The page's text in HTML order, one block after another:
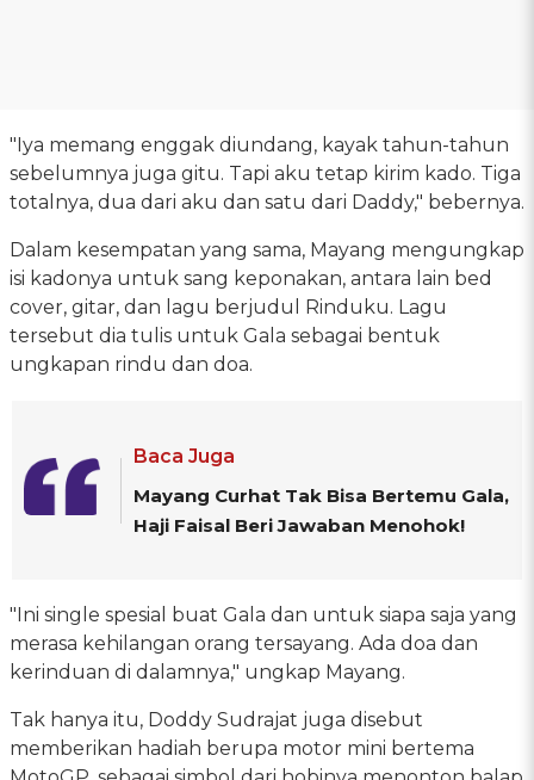
"Iya memang enggak diundang, kayak tahun-tahun
sebelumnya juga gitu. Tapi aku tetap kirim kado. Tiga
totalnya, dua dari aku dan satu dari Daddy," bebernya.
Dalam kesempatan yang sama, Mayang mengungkap
isi kadonya untuk sang keponakan, antara lain bed
cover, gitar, dan lagu berjudul Rinduku. Lagu
tersebut dia tulis untuk Gala sebagai bentuk
ungkapan rindu dan doa.
Baca Juga
Mayang Curhat Tak Bisa Bertemu Gala,
Haji Faisal Beri Jawaban Menohok!
"Ini single spesial buat Gala dan untuk siapa saja yang
merasa kehilangan orang tersayang. Ada doa dan
kerinduan di dalamnya," ungkap Mayang.
Tak hanya itu, Doddy Sudrajat juga disebut
memberikan hadiah berupa motor mini bertema